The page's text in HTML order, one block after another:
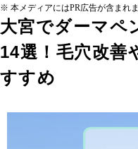
大宮でダーマペ
14選！毛穴改善
すすめ
※ 本メディアにはPR広告が含まれ